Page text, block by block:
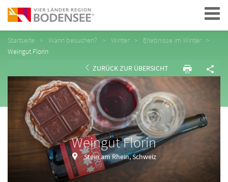
Navigation
Startseite Wann besuchen? Winter
Erlebnisse im Winter
Weingut Florin
ZURÜCK ZUR ÜBERSICHT
Weingut Florin
Stein am Rhein, Schweiz